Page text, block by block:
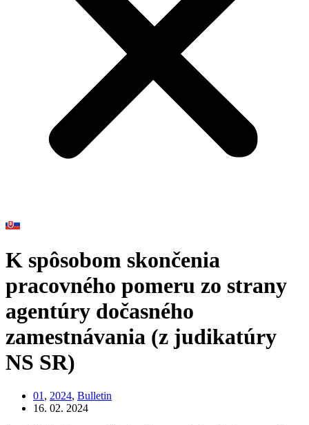
K spôsobom skončenia
pracovného pomeru zo strany
agentúry dočasného
zamestnávania (z judikatúry
NS SR)
01 , 2024, Bulletin
16. 02. 2024